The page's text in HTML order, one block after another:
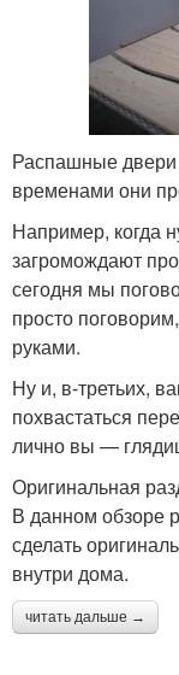
Распашные
временами они
Например, когда
загромождают
сегодня мы
просто
руками.
Ну и, в-третьих,
похвастаться
лично вы —
Оригинальная
В данном обзоре
сделать
внутри дома.
читать дальше →